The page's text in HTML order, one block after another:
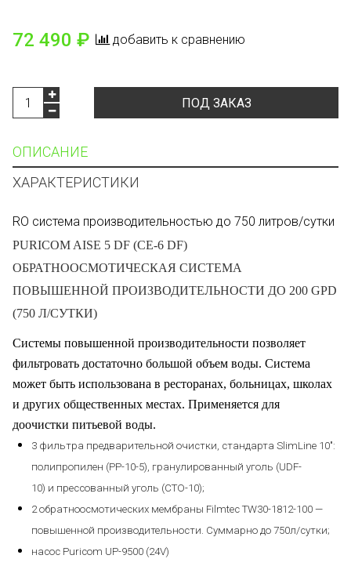
72 490 ₽ добавить к сравнению
ПОД ЗАКАЗ
ОПИСАНИЕ
ХАРАКТЕРИСТИКИ
RO система производительностью до 750 литров/сутки
PURICOM AISE 5 DF (CE-6 DF)
ОБРАТНООСМОТИЧЕСКАЯ СИСТЕМА
ПОВЫШЕННОЙ ПРОИЗВОДИТЕЛЬНОСТИ ДО 200 GPD
(750 Л/СУТКИ)
Системы повышенной производительности позволяет
фильтровать достаточно большой объем воды. Система
может быть использована в ресторанах, больницах, школах
и других общественных местах. Применяется для
доочистки питьевой воды.
3 фильтра предварительной очистки, стандарта SlimLine 10″:
полипропилен (PP-10-5), гранулированный уголь (UDF-
10) и прессованный уголь (CTO-10);
2 обратноосмотических мембраны Filmtec TW30-1812-100 —
повышенной производительности. Суммарно до 750л/сутки;
насос Puricom UP-9500 (24V)